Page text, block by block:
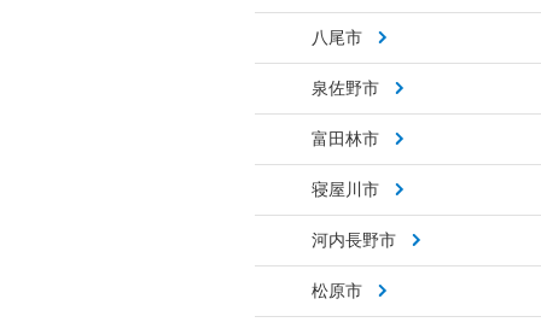
八尾市
泉佐野市
富田林市
寝屋川市
河内長野市
松原市